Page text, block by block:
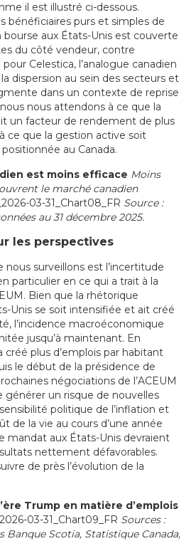
il est illustré ci-dessous.
bénéficiaires purs et simples de
bourse aux États-Unis est couverte
du côté vendeur, contre
Celestica, l’analogue canadien
dispersion au sein des secteurs et
dans un contexte de reprise
nous attendons à ce que la
un facteur de rendement de plus
ce que la gestion active soit
au Canada.
est moins efficace Moins
le marché canadien
Source :
au 31 décembre 2025.
les perspectives
nous surveillons est l’incertitude
particulier en ce qui a trait à la
Bien que la rhétorique
Unis se soit intensifiée et ait créé
l’incidence macroéconomique
jusqu’à maintenant. En
créé plus d’emplois par habitant
le début de la présidence de
négociations de l’ACEUM
générer un risque de nouvelles
politique de l’inflation et
de la vie au cours d’une année
mandat aux États-Unis devraient
nettement défavorables.
de près l’évolution de la
Trump en matière d’emplois
Sources :
Banque Scotia, Statistique Canada,